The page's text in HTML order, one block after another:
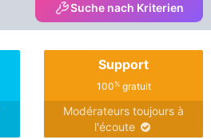
Suche nach Kriterien
Support
100%gratuit
Modérateurs toujours à
l'écoute